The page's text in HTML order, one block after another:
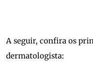
A seguir, confira os
dermatologista: